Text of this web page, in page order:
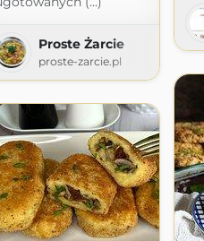
Proste Żarcie
proste-zarcie.pl